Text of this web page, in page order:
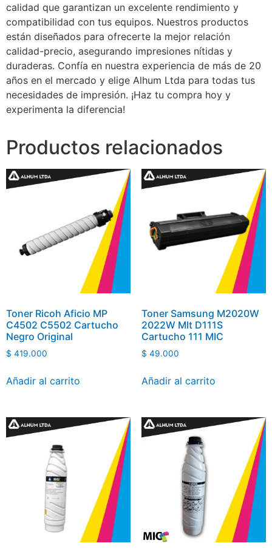
calidad que garantizan un excelente rendimiento y
compatibilidad con tus equipos. Nuestros productos
están diseñados para ofrecerte la mejor relación
calidad-precio, asegurando impresiones nítidas y
duraderas. Confía en nuestra experiencia de más de 20
años en el mercado y elige Alhum Ltda para todas tus
necesidades de impresión. ¡Haz tu compra hoy y
experimenta la diferencia!
Productos relacionados
Toner Ricoh Aficio MP
C4502 C5502 Cartucho
Negro Original
$ 419.000
Añadir al carrito
Toner Samsung M2020W
2022W Mlt D111S
Cartucho 111 MIC
$ 49.000
Añadir al carrito